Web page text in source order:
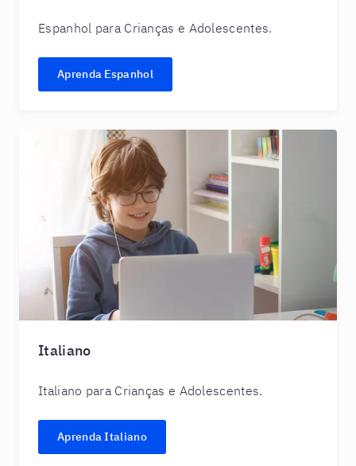
Espanhol para Crianças e Adolescentes.
Aprenda Espanhol
Italiano
Italiano para Crianças e Adolescentes.
Aprenda Italiano